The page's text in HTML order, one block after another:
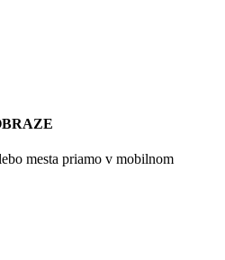
mesta priamo v mobilnom